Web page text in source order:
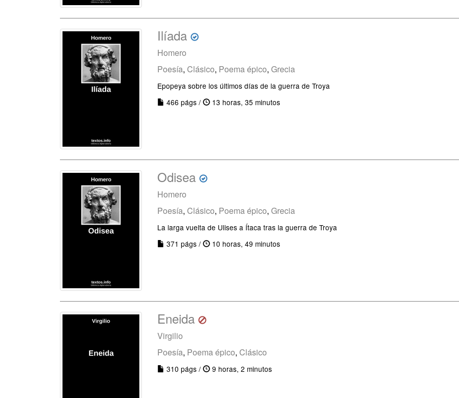
Ilíada
Homero
Poesía, Clásico, Poema épico, Grecia
Epopeya sobre los últimos días de la guerra de Troya
466 págs /
13 horas, 35 minutos
Odisea
Homero
Poesía, Clásico, Poema épico, Grecia
La larga vuelta de Ulises a Ítaca tras la guerra de Troya
371 págs /
10 horas, 49 minutos
Eneida
Virgilio
Poesía, Poema épico, Clásico
310 págs / 9 horas, 2 minutos